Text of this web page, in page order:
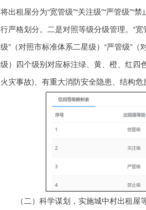
将出租屋分为“宽管级”“关注级”“严管级
行严格划分。二是对照等级分级管理。“
级”（对照市标准体系二星级）“严管级”
级）四个级别对应标注绿、黄、橙、红四
火灾事故)、有重大消防安全隐患、结构危
（二）科学谋划，实施城中村出租屋